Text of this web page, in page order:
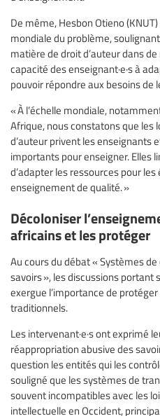
De même, Hesbon Otieno
mondiale du problème,
matière de droit d’auteur dans
capacité des enseignant·e·s à
pouvoir répondre aux besoins de
« À l’échelle mondiale,
Afrique, nous constatons que les
d’auteur privent les enseignants
importants pour enseigner. Elles
d’adapter les ressources pour
enseignement de qualité. »
Décoloniser
africains et les protéger
Au cours du débat « Systèmes
savoirs », les discussions portant
exergue l’importance de
traditionnels.
Les intervenant·e·s ont exprimé
réappropriation abusive des
question les entités qui les
souligné que les systèmes de
souvent incompatibles avec les
intellectuelle en Occident,